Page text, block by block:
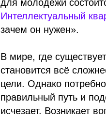
для молодёжи
Интеллектуальный
зачем он нужен».
В мире, где
становится всё
цели. Однако
правильный путь и
исчезает. Возникает